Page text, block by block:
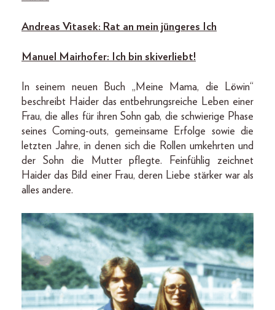
Andreas Vitasek: Rat an mein jüngeres Ich
Manuel Mairhofer: Ich bin skiverliebt!
In seinem neuen Buch „Meine Mama, die Löwin“
beschreibt Haider das entbehrungsreiche Leben einer
Frau, die alles für ihren Sohn gab, die schwierige Phase
seines Coming-outs, gemeinsame Erfolge sowie die
letzten Jahre, in denen sich die Rollen umkehrten und
der Sohn die Mutter pflegte. Feinfühlig zeichnet
Haider das Bild einer Frau, deren Liebe stärker war als
alles andere.